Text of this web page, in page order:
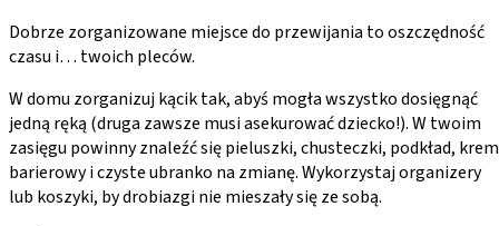
Dobrze zorganizowane miejsce do przewijania to oszczędność
czasu i… twoich pleców.
W domu zorganizuj kącik tak, abyś mogła wszystko dosięgnąć
jedną ręką (druga zawsze musi asekurować dziecko!). W twoim
zasięgu powinny znaleźć się pieluszki, chusteczki, podkład, krem
barierowy i czyste ubranko na zmianę. Wykorzystaj organizery
lub koszyki, by drobiazgi nie mieszały się ze sobą.